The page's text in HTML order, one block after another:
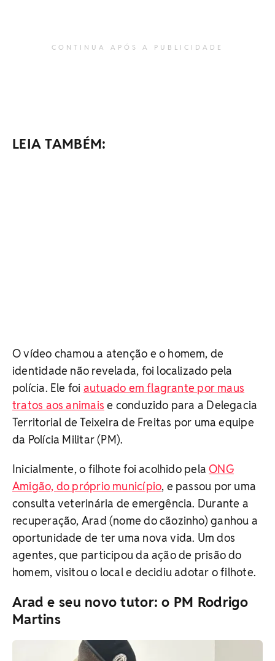
CONTINUA APÓS A PUBLICIDADE
LEIA TAMBÉM:
O vídeo chamou a atenção e o homem, de
identidade não revelada, foi localizado pela
polícia. Ele foi autuado em flagrante por maus
tratos aos animais e conduzido para a Delegacia
Territorial de Teixeira de Freitas por uma equipe
da Polícia Militar (PM).
Inicialmente, o filhote foi acolhido pelaONG
Amigão, do próprio município, e passou por uma
consulta veterinária de emergência. Durante a
recuperação, Arad (nome do cãozinho) ganhou a
oportunidade de ter uma nova vida. Um dos
agentes, que participou da ação de prisão do
homem, visitou o local e decidiu adotar o filhote.
Arad e seu novo tutor: o PM Rodrigo
Martins